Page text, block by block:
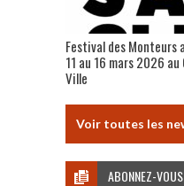
Festival des Monteurs
11 au 16 mars 2026
Ville
Voir toutes les
ABONNEZ-VOUS